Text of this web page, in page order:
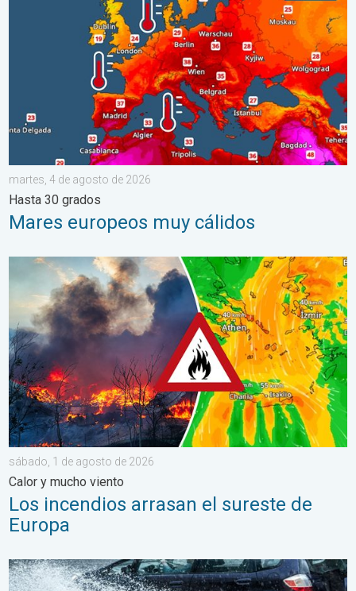
martes, 4 de agosto de 2026
Hasta 30 grados
Mares europeos muy cálidos
Los incendios arrasan el sureste de Europa. Calor y mucho
sábado, 1 de agosto de 2026
Calor y mucho viento
Los incendios arrasan el sureste de
Europa
Carreteras inundadas peligrosas. Medidas de seguridad. . .